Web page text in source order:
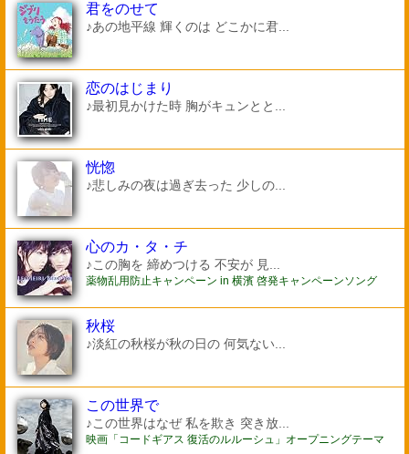
君をのせて
♪あの地平線 輝くのは どこかに君...
恋のはじまり
♪最初見かけた時 胸がキュンとと...
恍惚
♪悲しみの夜は過ぎ去った 少しの...
心のカ・タ・チ
♪この胸を 締めつける 不安が 見...
薬物乱用防止キャンペーン in 横濱 啓発キャンペーンソング
秋桜
♪淡紅の秋桜が秋の日の 何気ない...
この世界で
♪この世界はなぜ 私を欺き 突き放...
映画「コードギアス 復活のルルーシュ」オープニングテーマ